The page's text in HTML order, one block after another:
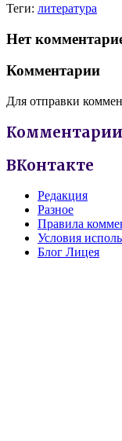
Теги: литература
Нет
Комментарии
Для отправки
Комментарии
ВКонтакте
Редакция
Разное
Правила
Условия
Блог Лицея